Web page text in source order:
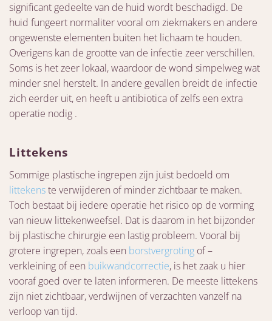
significant gedeelte van de huid wordt beschadigd. De
huid fungeert normaliter vooral om ziekmakers en andere
ongewenste elementen buiten het lichaam te houden.
Overigens kan de grootte van de infectie zeer verschillen.
Soms is het zeer lokaal, waardoor de wond simpelweg wat
minder snel herstelt. In andere gevallen breidt de infectie
zich eerder uit, en heeft u antibiotica of zelfs een extra
operatie nodig .
Littekens
Sommige plastische ingrepen zijn juist bedoeld om
littekenste verwijderen of minder zichtbaar te maken.
Toch bestaat bij iedere operatie het risico op de vorming
van nieuw littekenweefsel. Dat is daarom in het bijzonder
bij plastische chirurgie een lastig probleem. Vooral bij
grotere ingrepen, zoals een borstvergroting of –
verkleining of een buikwandcorrectie, is het zaak u hier
vooraf goed over te laten informeren. De meeste littekens
zijn niet zichtbaar, verdwijnen of verzachten vanzelf na
verloop van tijd.